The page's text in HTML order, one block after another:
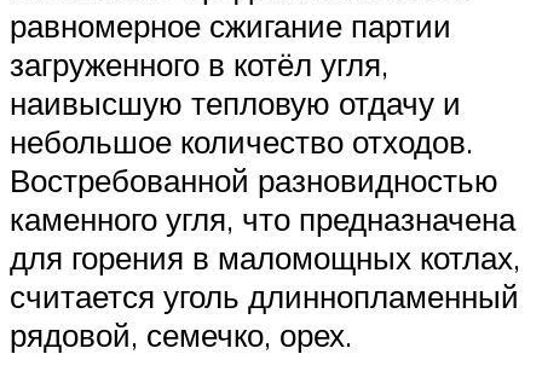
равномерное сжигание партии
загруженного в котёл угля,
наивысшую тепловую отдачу и
небольшое количество отходов.
Востребованной разновидностью
каменного угля, что предназначена
для горения в маломощных котлах,
считается уголь длиннопламенный
рядовой, семечко, орех.